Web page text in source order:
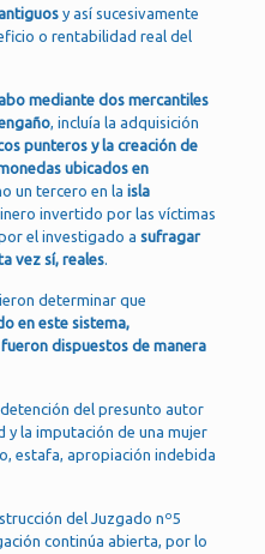
y así sucesivamente
o rentabilidad real del
mediante dos mercantiles
, incluía la adquisición
punteros y la creación de
ubicados en
un tercero en la isla
invertido por las víctimas
el investigado a sufragar
vez sí, reales.
determinar que
en este sistema,
dispuestos de manera
del presunto autor
y la imputación de una mujer
estafa, apropiación indebida
del Juzgado nº5
continúa abierta, por lo